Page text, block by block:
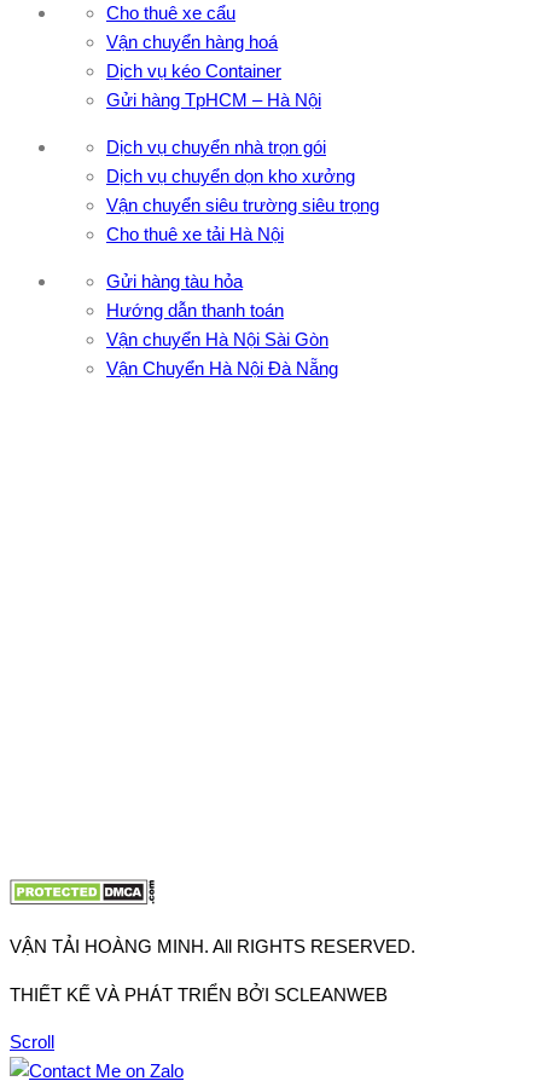
Cho thuê xe cẩu
Vận chuyển hàng hoá
Dịch vụ kéo Container
Gửi hàng TpHCM – Hà Nội
Dịch vụ chuyển nhà trọn gói
Dịch vụ chuyển dọn kho xưởng
Vận chuyển siêu trường siêu trọng
Cho thuê xe tải Hà Nội
Gửi hàng tàu hỏa
Hướng dẫn thanh toán
Vận chuyển Hà Nội Sài Gòn
Vận Chuyển Hà Nội Đà Nẵng
VẬN TẢI HOÀNG MINH. All RIGHTS RESERVED.
THIẾT KẾ VÀ PHÁT TRIỂN BỞI SCLEANWEB
Scroll